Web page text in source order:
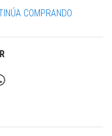
COMPRANDO